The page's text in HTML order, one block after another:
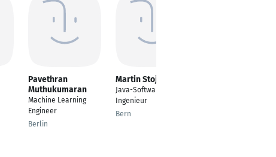
Pavethran
Muthukumaran
Machine Learning
Engineer
Berlin
Martin Stojkovski
Java-Software-
Ingenieur
Bern